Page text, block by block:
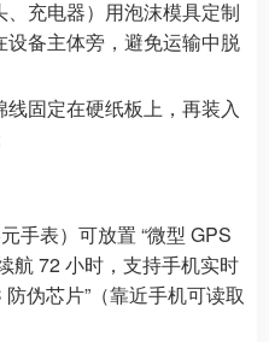
充电器）用泡沫模具定制
备主体旁，避免运输中脱
固定在硬纸板上，再装入
手表）可放置 “微型 GPS
航 72 小时，支持手机实时
伪芯片”（靠近手机可读取